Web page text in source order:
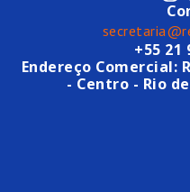
+55 21
Endereço Comercial:
- Centro - Rio